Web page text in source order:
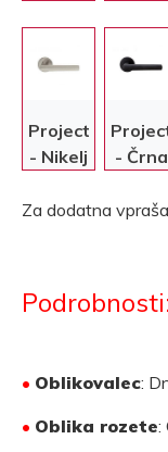
Project
- Nikelj
- Črna
Za dodatna
Podrobnosti:
• Oblikovalec:
• Oblika rozete: